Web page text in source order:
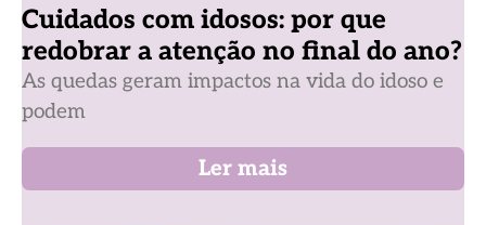
Cuidados com idosos: por que
redobrar a atenção no final do ano?
As quedas geram impactos na vida do idoso e
podem
Ler mais